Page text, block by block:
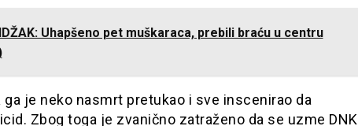
Uhapšeno pet muškaraca, prebili braću u centru
ga je neko nasmrt pretukao i sve inscenirao da
Zbog toga je zvanično zatraženo da se uzme DNK